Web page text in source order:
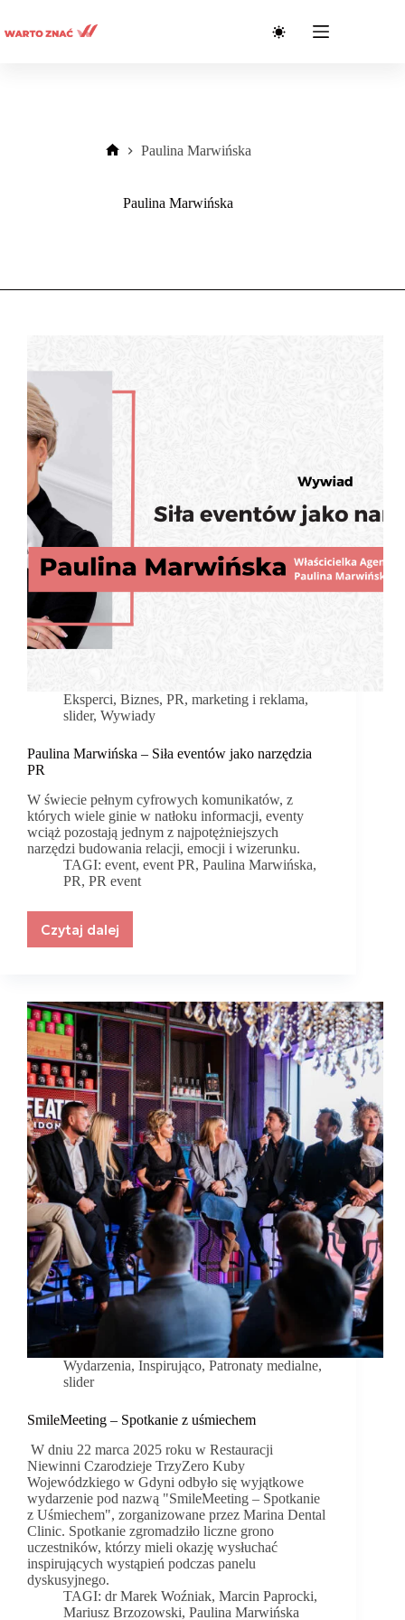
treści
Paulina Marwińska
Paulina Marwińska
Eksperci, Biznes, PR, marketing i reklama,
slider, Wywiady
Paulina Marwińska – Siła eventów jako narzędzia
PR
W świecie pełnym cyfrowych komunikatów, z
których wiele ginie w natłoku informacji, eventy
wciąż pozostają jednym z najpotężniejszych
narzędzi budowania relacji, emocji i wizerunku.
TAGI: event,event PR,Paulina Marwińska,
PR, PR event
Czytaj dalej
Paulina
eventów
jako
narzędzia
PR
Wydarzenia, Inspirująco, Patronaty medialne,
slider
SmileMeeting – Spotkanie z uśmiechem
W dniu 22 marca 2025 roku w Restauracji
Niewinni Czarodzieje TrzyZero Kuby
Wojewódzkiego w Gdyni odbyło się wyjątkowe
wydarzenie pod nazwą "SmileMeeting – Spotkanie
z Uśmiechem", zorganizowane przez Marina Dental
Clinic. Spotkanie zgromadziło liczne grono
uczestników, którzy mieli okazję wysłuchać
inspirujących wystąpień podczas panelu
dyskusyjnego.
TAGI: dr Marek Woźniak,Marcin Paprocki,
Mariusz Brzozowski, Paulina Marwińska